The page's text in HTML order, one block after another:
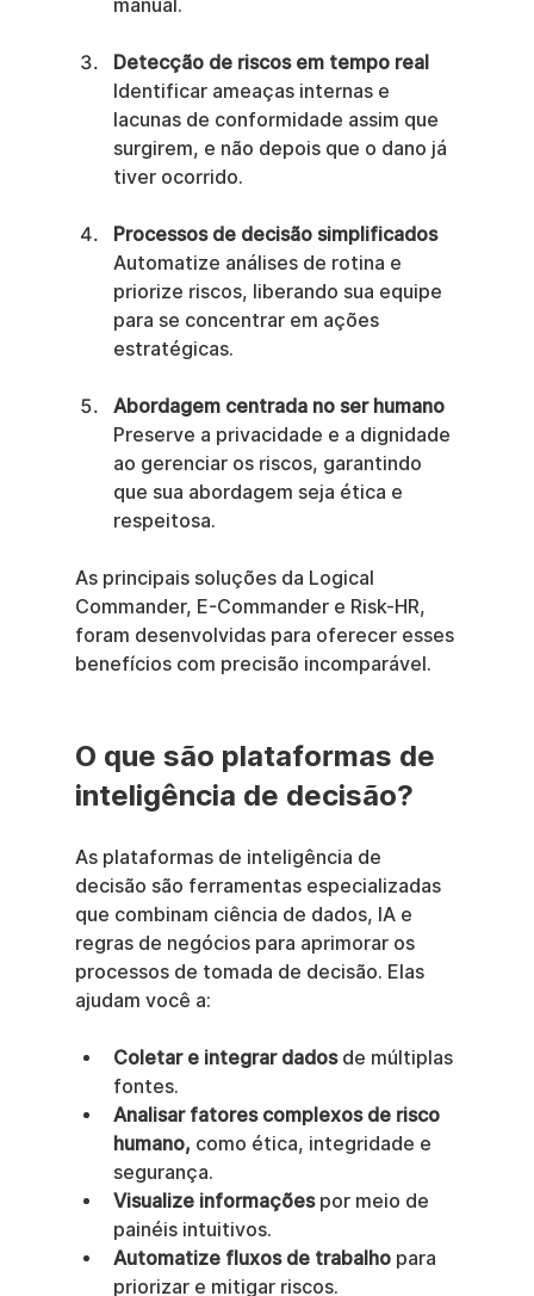
manual.
Detecção de riscos em tempo real
Identificar ameaças internas e
lacunas de conformidade assim que
surgirem, e não depois que o dano já
tiver ocorrido.
Processos de decisão simplificados
Automatize análises de rotina e
priorize riscos, liberando sua equipe
para se concentrar em ações
estratégicas.
Abordagem centrada no ser humano
Preserve a privacidade e a dignidade
ao gerenciar os riscos, garantindo
que sua abordagem seja ética e
respeitosa.
As principais soluções da Logical
Commander, E-Commander e Risk-HR,
foram desenvolvidas para oferecer esses
benefícios com precisão incomparável.
O que são plataformas de
inteligência de decisão?
As plataformas de inteligência de
decisão são ferramentas especializadas
que combinam ciência de dados, IA e
regras de negócios para aprimorar os
processos de tomada de decisão. Elas
ajudam você a:
Coletar e integrar dados de múltiplas
fontes.
Analisar fatores complexos de risco
humano, como ética, integridade e
segurança.
Visualize informações por meio de
painéis intuitivos.
Automatize fluxos de trabalho para
priorizar e mitigar riscos.